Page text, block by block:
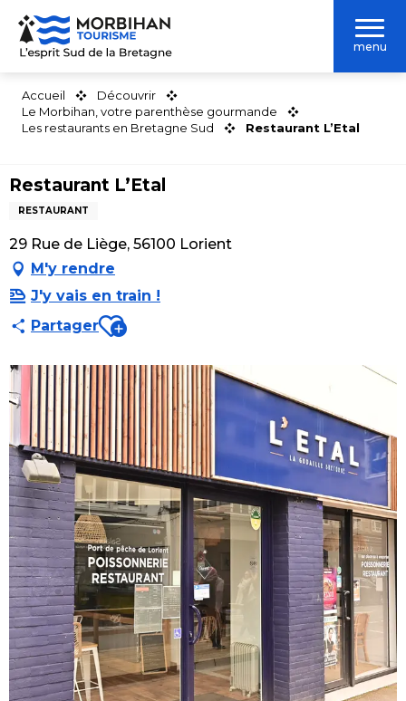
Aller
contenu
menu
Accueil
Découvrir
Le Morbihan, votre parenthèse gourmande
Les restaurants en Bretagne Sud
Restaurant L’Etal
Restaurant L’Etal
RESTAURANT
29 Rue de Liège, 56100 Lorient
M'y rendre
J'y vais en train !
PartagerAjouter aux favoris